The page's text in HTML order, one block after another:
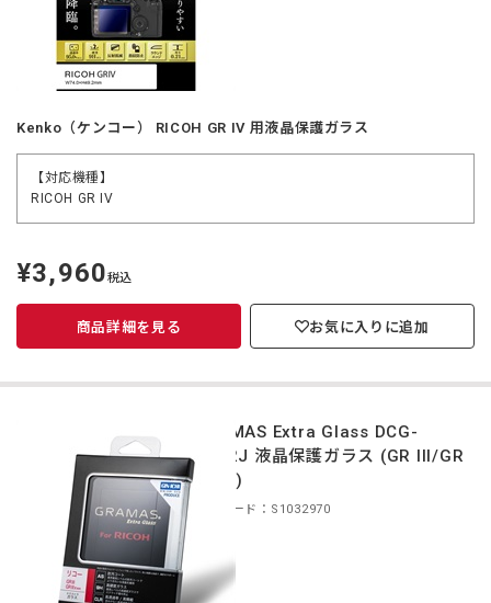
Kenko（ケンコー） RICOH GR IV 用液晶保護ガラス
【対応機種】
RICOH GR IV
定
価
¥3,960税込
商品詳細を見る お気に入りに追加
GRAMAS Extra Glass DCG-
RC02J 液晶保護ガラス (GR III/GR
IIIx用)
商品コード：S1032970